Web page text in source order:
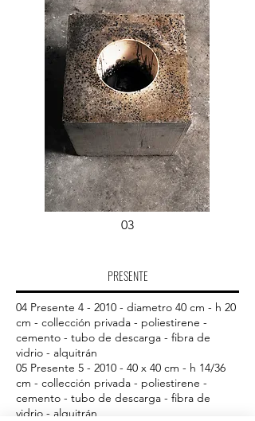
03
PRESENTE
04 Presente 4 - 2010 - diametro 40 cm - h 20
cm - collección privada - poliestirene -
cemento - tubo de descarga - fibra de
vidrio - alquitrán
05 Presente 5 - 2010 - 40 x 40 cm - h 14/36
cm - collección privada - poliestirene -
cemento - tubo de descarga - fibra de
vidrio - alquitrán